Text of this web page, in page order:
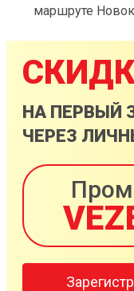
маршруте
НА ПЕРВЫЙ
ЧЕРЕЗ